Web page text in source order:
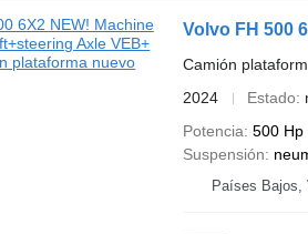
Volvo FH 500
Camión
2024
Estado
Potencia 500 Hp
Suspensión
Países Bajos,